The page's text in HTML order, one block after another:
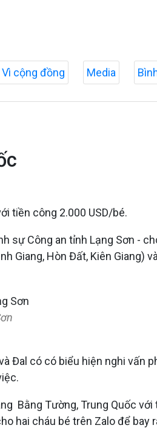
Vì cộng đồng Media
tiền công 2.000 USD/bé.
Công an tỉnh Lạng Sơn -
Hòn Đất, Kiên Giang)
Đal có có biểu hiện nghi vấn
Bằng Tường, Trung Quốc
hai cháu bé trên Zalo để bay